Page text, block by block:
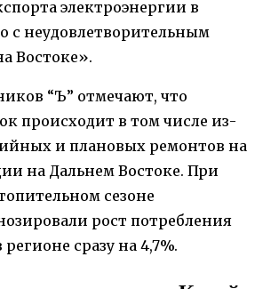
электроэнергии в
с неудовлетворительным
Востоке».
“Ъ” отмечают, что
происходит в том числе из-
и плановых ремонтов на
на Дальнем Востоке. При
сезоне
рост потребления
сразу на 4,7%.